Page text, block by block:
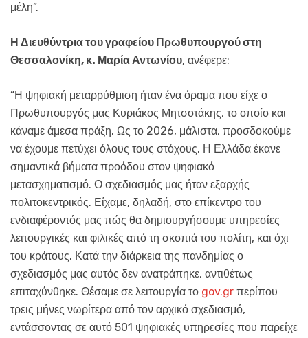
μέλη”.
Η Διευθύντρια του γραφείου Πρωθυπουργού στη
Θεσσαλονίκη, κ. Μαρία Αντωνίου, ανέφερε:
“Η ψηφιακή μεταρρύθμιση ήταν ένα όραμα που είχε ο
Πρωθυπουργός μας Κυριάκος Μητσοτάκης, το οποίο και
κάναμε άμεσα πράξη. Ως το 2026, μάλιστα, προσδοκούμε
να έχουμε πετύχει όλους τους στόχους. Η Ελλάδα έκανε
σημαντικά βήματα προόδου στον ψηφιακό
μετασχηματισμό. Ο σχεδιασμός μας ήταν εξαρχής
πολιτοκεντρικός. Είχαμε, δηλαδή, στο επίκεντρο του
ενδιαφέροντός μας πώς θα δημιουργήσουμε υπηρεσίες
λειτουργικές και φιλικές από τη σκοπιά του πολίτη, και όχι
του κράτους. Κατά την διάρκεια της πανδημίας ο
σχεδιασμός μας αυτός δεν ανατράπηκε, αντιθέτως
επιταχύνθηκε. Θέσαμε σε λειτουργία το gov.gr περίπου
τρεις μήνες νωρίτερα από τον αρχικό σχεδιασμό,
εντάσσοντας σε αυτό 501 ψηφιακές υπηρεσίες που παρείχε